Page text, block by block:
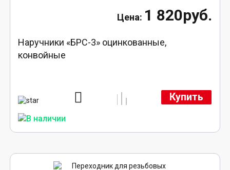
1 820руб.
Наручники «БРС-3» оцинкованные,
конвойные
Купить